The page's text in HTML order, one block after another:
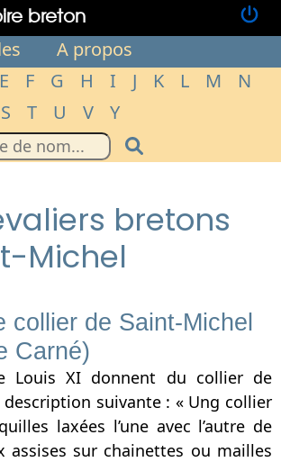
breton
A propos
E F G H I J K L M
N
S T U V Y
bretons
Michel
collier de Saint-Michel
Carné)
Louis XI donnent du collier de
description suivante : « Ung collier
laxées l’une avec l’autre de
assises sur chainettes ou mailles